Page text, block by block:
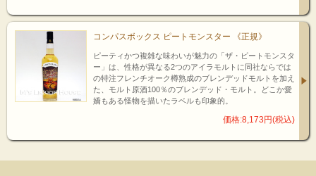
コンパスボックス ピートモンスター 《正規》
ピーティかつ複雑な味わいが魅力の「ザ・ピートモンスタ
ー」は、性格が異なる2つのアイラモルトに同社ならでは
の特注フレンチオーク樽熟成のブレンデッドモルトを加え
た、モルト原酒100％のブレンデッド・モルト。どこか愛
嬌もある怪物を描いたラベルも印象的。
価格:8,173円(税込)